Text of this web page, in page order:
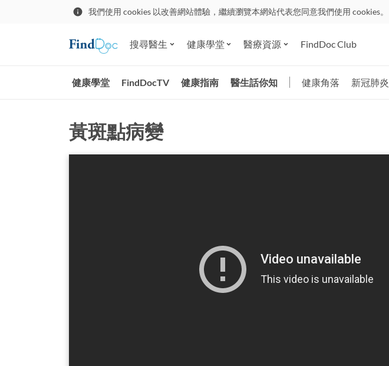
我們使用 cookies 以改善網站體驗，繼續瀏覽本網站代表您同意我們使用 cookies。
搜尋醫生 健康學堂 醫療資源 FindDoc Club
健康學堂 FindDocTV 健康指南 醫生話你知 健康角落 新冠肺炎
黃斑點病變